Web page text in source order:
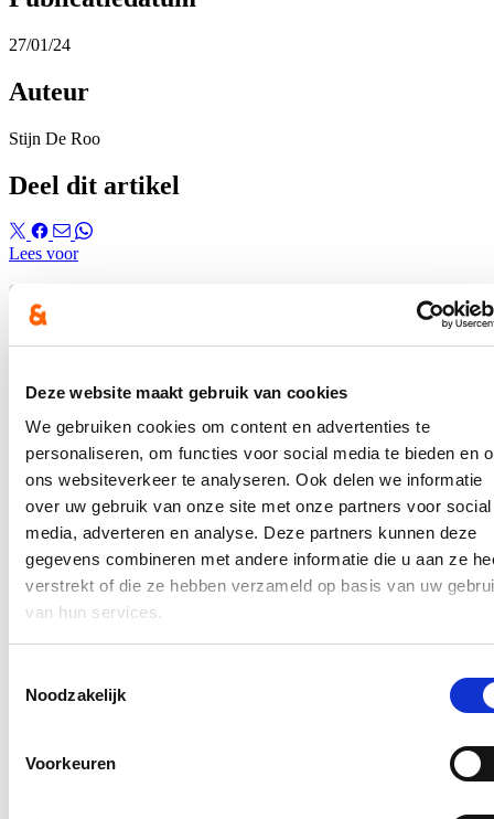
Deze website maakt gebruik van cookies
We gebruiken cookies om content en advertenties te
personaliseren, om functies voor social media te bieden en
ons websiteverkeer te analyseren. Ook delen we informatie
over uw gebruik van onze site met onze partners voor social
media, adverteren en analyse. Deze partners kunnen deze
gegevens combineren met andere informatie die u aan ze
verstrekt of die ze hebben verzameld op basis van uw
van hun services.
Noodzakelijk
Voorkeuren
27/01/24
Auteur
Stijn De Roo
Deel dit artikel
Lees voor
Op zaterdag 27 januari vond het verkiezingscongres van cd&v Gent
plaats. Daar werd het inhoudelijk programma goedgekeurd, alsook
de top 12 voorgesteld aan de pers.
In de pers
Nieuwe speeltuin in Ter Durmenpark komt er nog
dit jaar
05/08/26
Speelzones in de buurt zijn belangrijke ontmoetingsplaatsen voor
kinderen, ouders en buurtbewoners. Ze dragen bij aan de
leefbaarheid van de wijk en bieden kinderen de mogelijkheid om
Berucht brugje waar bestuurders zich om de
12/07/26